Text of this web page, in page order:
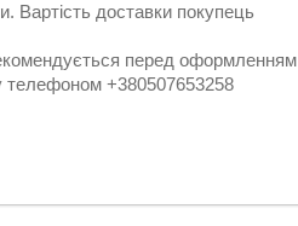
Вартість доставки покупець
перед оформленням
телефоном +380507653258